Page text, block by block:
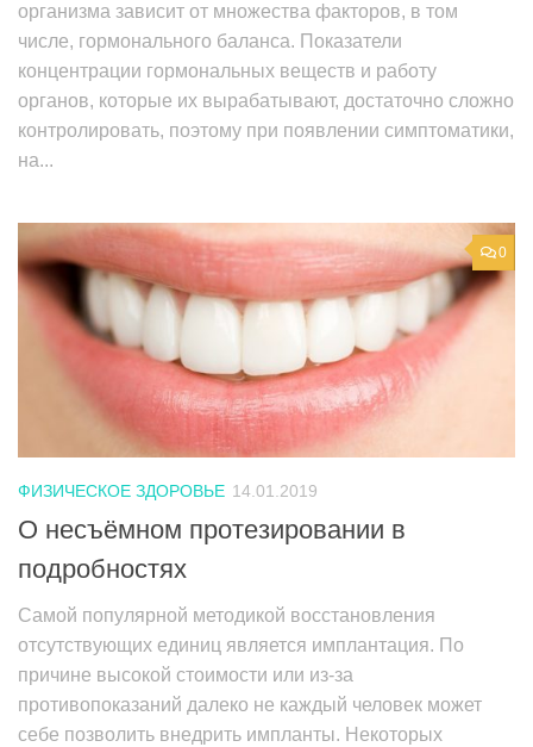
организма зависит от множества факторов, в том
числе, гормонального баланса. Показатели
концентрации гормональных веществ и работу
органов, которые их вырабатывают, достаточно сложно
контролировать, поэтому при появлении симптоматики,
на...
0
ФИЗИЧЕСКОЕ ЗДОРОВЬЕ 14.01.2019
О несъёмном протезировании в
подробностях
Самой популярной методикой восстановления
отсутствующих единиц является имплантация. По
причине высокой стоимости или из-за
противопоказаний далеко не каждый человек может
себе позволить внедрить импланты. Некоторых